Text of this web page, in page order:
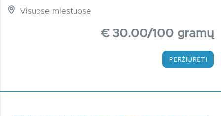
Visuose miestuose
€ 30.00/100 gramų
PERŽIŪRĖTI